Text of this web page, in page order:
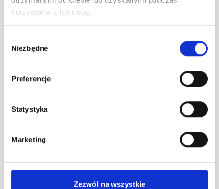
korzystania z ich usług.
zgody
Niezbędne
Preferencje
Statystyka
Marketing
Zezwól na wszystkie
Wybierz bilety po lewej stronie.